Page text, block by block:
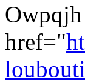
href="